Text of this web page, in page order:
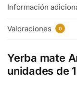
Información
Valoraciones 0
Yerba mate
unidades de